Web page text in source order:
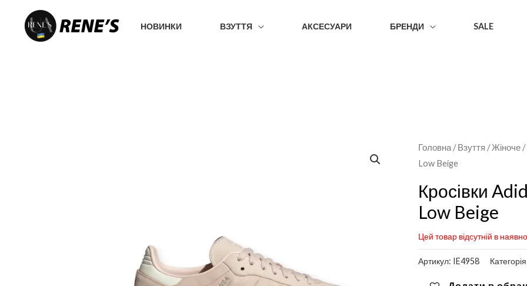
Перейти
НОВИНКИ ВЗУТТЯ АКСЕСУАРИ БРЕНДИ SALE
Головна /Взуття /Жіноче /
Low Beige
Кросівки
Low Beige
Цей товар відсутній в
Артикул: IE4958